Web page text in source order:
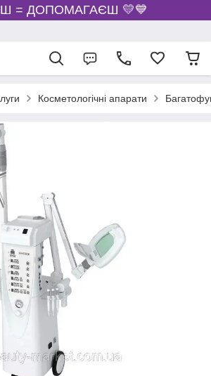
= ДОПОМАГАЄШ 💛💙
Косметологічні апарати